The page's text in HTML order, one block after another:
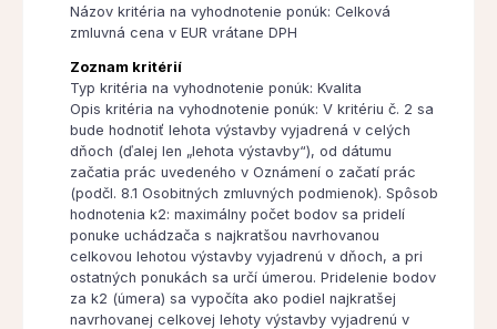
Názov kritéria na vyhodnotenie ponúk: Celková
zmluvná cena v EUR vrátane DPH
Zoznam kritérií
Typ kritéria na vyhodnotenie ponúk: Kvalita
Opis kritéria na vyhodnotenie ponúk: V kritériu č. 2 sa
bude hodnotiť lehota výstavby vyjadrená v celých
dňoch (ďalej len „lehota výstavby“), od dátumu
začatia prác uvedeného v Oznámení o začatí prác
(podčl. 8.1 Osobitných zmluvných podmienok). Spôsob
hodnotenia k2: maximálny počet bodov sa pridelí
ponuke uchádzača s najkratšou navrhovanou
celkovou lehotou výstavby vyjadrenú v dňoch, a pri
ostatných ponukách sa určí úmerou. Pridelenie bodov
za k2 (úmera) sa vypočíta ako podiel najkratšej
navrhovanej celkovej lehoty výstavby vyjadrenú v